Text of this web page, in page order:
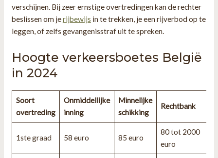
verschijnen. Bij zeer ernstige overtredingen kan de rechter
beslissen om jerijbewijs in te trekken, je een rijverbod op te
leggen, of zelfs gevangenisstraf uit te spreken.
Hoogte verkeersboetes België
in 2024
Soort
overtreding
Onmiddellijke
inning
Minnelijke
schikking
Rechtbank
1ste graad 58 euro 85 euro
80 tot 2000
euro